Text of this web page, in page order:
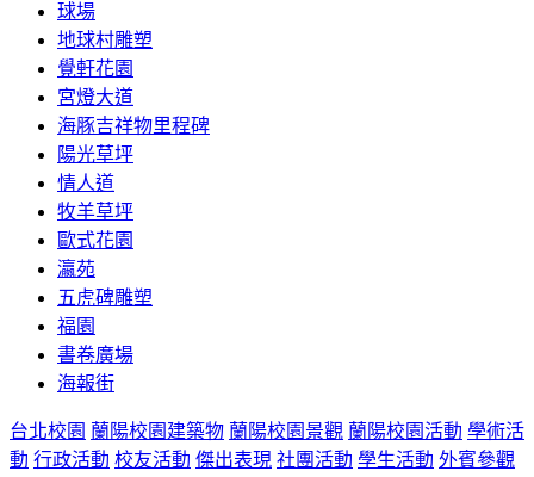
球場
地球村雕塑
覺軒花園
宮燈大道
海豚吉祥物里程碑
陽光草坪
情人道
牧羊草坪
歐式花園
瀛苑
五虎碑雕塑
福園
書卷廣場
海報街
台北校園 蘭陽校園建築物 蘭陽校園景觀 蘭陽校園活動 學術活
動 行政活動 校友活動 傑出表現 社團活動 學生活動 外賓參觀